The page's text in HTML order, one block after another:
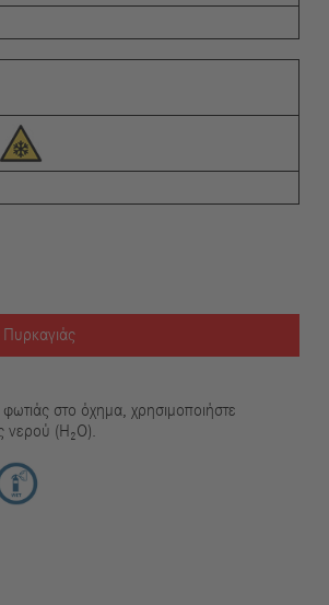
στο όχημα, χρησιμοποιήστε
νερού (H₂O).